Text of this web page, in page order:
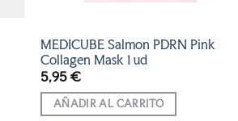
MEDICUBE Salmon PDRN Pink
Collagen Mask 1 ud
5,95 €
AÑADIR AL CARRITO